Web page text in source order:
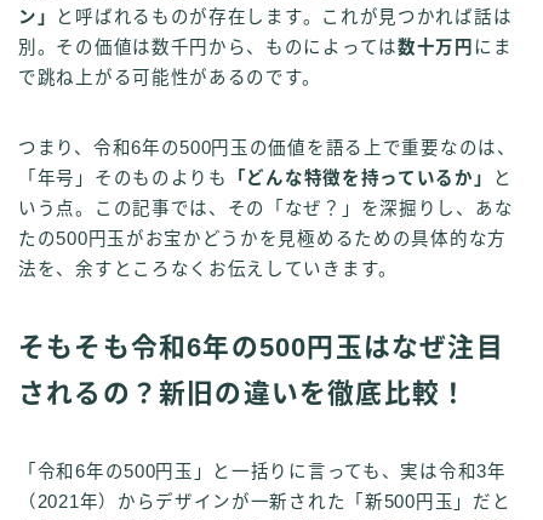
ン」
と呼ばれるものが存在します。これが見つかれば話は
別。その価値は数千円から、ものによっては数十万円 にま
で跳ね上がる可能性があるのです。
つまり、令和6年の500円玉の価値を語る上で重要なのは、
「年号」そのものよりも
「どんな特徴を持っているか」
と
いう点。この記事では、その「なぜ？」を深掘りし、あな
たの500円玉がお宝かどうかを見極めるための具体的な方
法を、余すところなくお伝えしていきます。
そもそも令和6年の500円玉はなぜ注目
されるの？新旧の違いを徹底比較！
「令和6年の500円玉」と一括りに言っても、実は令和3年
（2021年）からデザインが一新された「新500円玉」だと